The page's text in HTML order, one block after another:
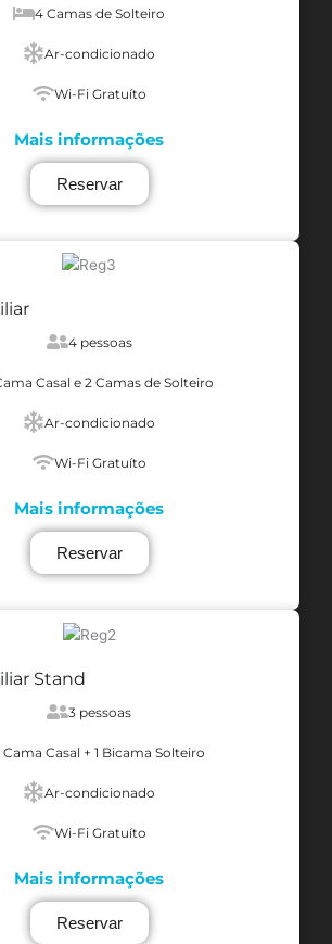
4 Camas de Solteiro
Ar-condicionado
Wi-Fi Gratuíto
Mais informações
Reservar
4 pessoas
Casal e 2 Camas de Solteiro
Ar-condicionado
Wi-Fi Gratuíto
Mais informações
Reservar
Stand
3 pessoas
Cama Casal + 1 Bicama Solteiro
Ar-condicionado
Wi-Fi Gratuíto
Mais informações
Reservar